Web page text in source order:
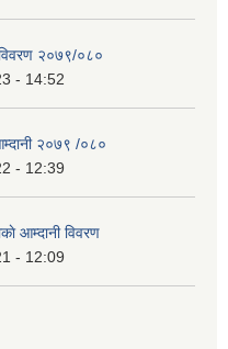
२०७९/०८०
- 14:52
२०७९ /०८०
- 12:39
आम्दानी विवरण
- 12:09